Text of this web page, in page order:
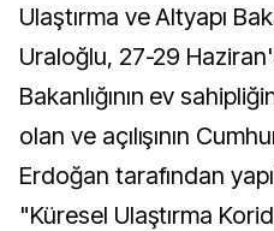
Ulaştırma ve Altyapı Bakanı Abdulkadir
Uraloğlu, 27-29
Bakanlığının ev
olan ve açılışının
Erdoğan tarafından
"Küresel Ulaştırma